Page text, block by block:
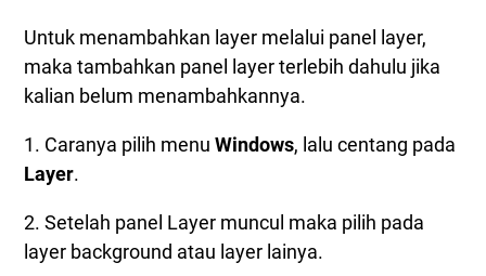
Untuk menambahkan layer melalui panel layer,
maka tambahkan panel layer terlebih dahulu jika
kalian belum menambahkannya.
1. Caranya pilih menu Windows, lalu centang pada
Layer.
2. Setelah panel Layer muncul maka pilih pada
layer background atau layer lainya.